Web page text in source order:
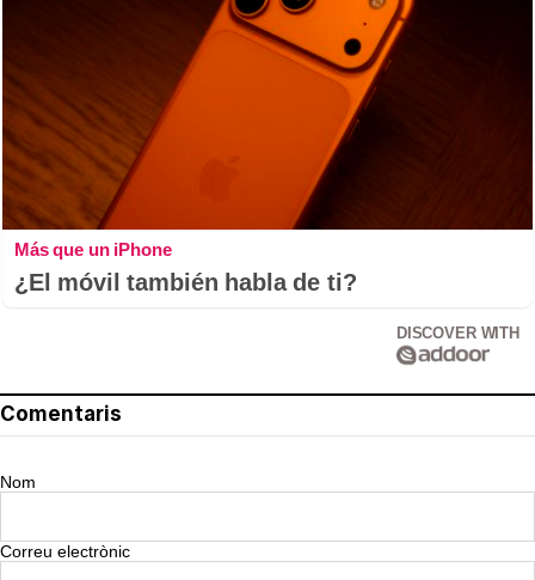
Más que un iPhone
¿El móvil también habla de ti?
DISCOVER WITH
Comentaris
Nom
Correu electrònic